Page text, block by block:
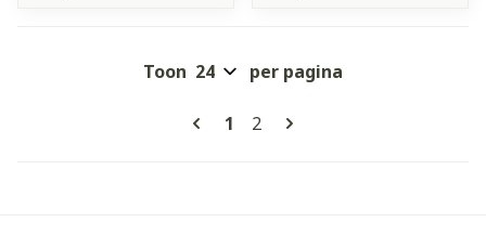
Pagina's
U lees momenteel pagina
1 Pagina
2
Toon per pagina